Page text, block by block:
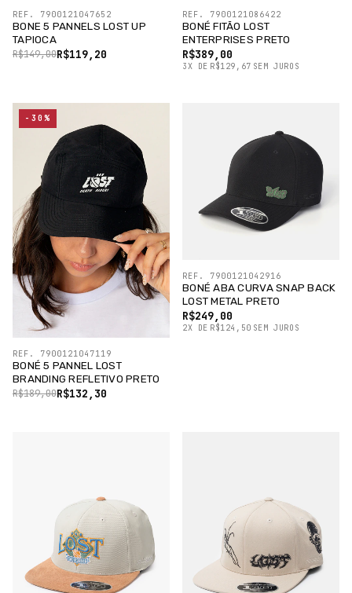
BONE 5 PANNELS LOST UP
TAPIOCA
R$119,20
R$149,00
REF. 7900121047652
BONÉ FITÃO LOST
ENTERPRISES PRETO
R$389,00
3X DE R$129,67 SEM JUROS
REF. 7900121086422
BONÉ 5 PANNEL LOST
BRANDING REFLETIVO PRETO
R$132,30
R$189,00
REF. 7900121047119
-30%
BONÉ ABA CURVA SNAP BACK
LOST METAL PRETO
R$249,00
2X DE R$124,50 SEM JUROS
REF. 7900121042916